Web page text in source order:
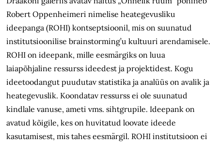
Robert Oppenheimeri nimelise heategevusliku
ideepanga (ROHI) kontseptsioonil, mis on suunatud
institutsioonilise brainstorming’u kultuuri arendamisele.
ROHI on ideepank, mille eesmärgiks on luua
laiapõhjaline ressurss ideedest ja projektidest. Kogu
ideetoodangut puudutav statistika ja analüüs on avalik ja
heategevuslik. Koondatav ressurss ei ole suunatud
kindlale vanuse, ameti vms. sihtgrupile. Ideepank on
avatud kõigile, kes on huvitatud loovate ideede
kasutamisest, mis tahes eesmärgil. ROHI institutsioon ei